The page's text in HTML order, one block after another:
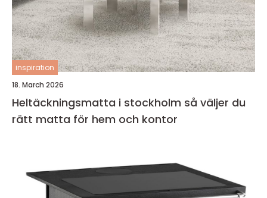
inspiration
18. March 2026
Heltäckningsmatta i stockholm så väljer du
rätt matta för hem och kontor